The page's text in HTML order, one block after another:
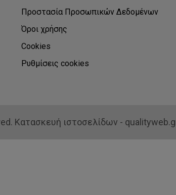
Προστασία Προσωπικών Δεδομένων
Όροι χρήσης
Cookies
Ρυθμίσεις cookies
Κατασκευή ιστοσελίδων -